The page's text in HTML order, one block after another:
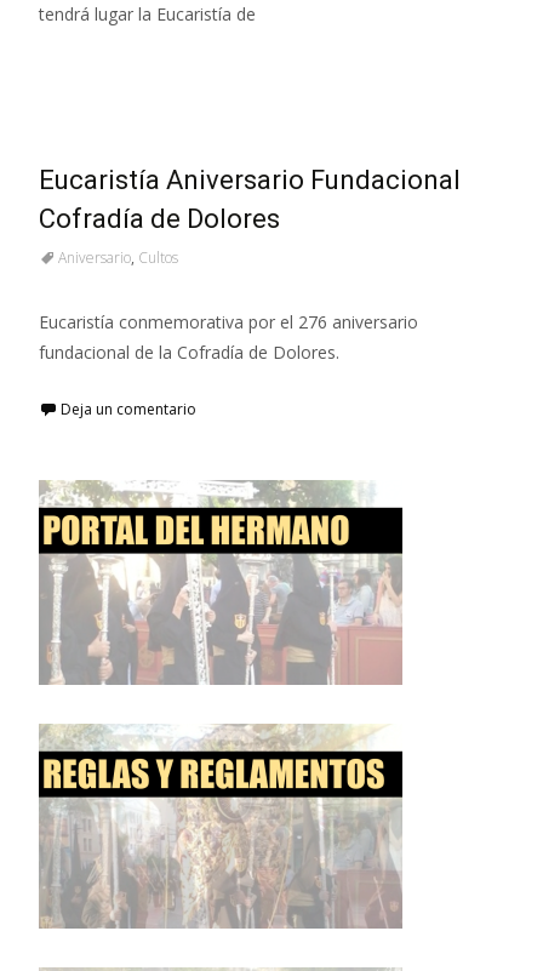
tendrá lugar la Eucaristía de
Eucaristía Aniversario Fundacional
Cofradía de Dolores
Aniversario, Cultos
Eucaristía conmemorativa por el 276 aniversario
fundacional de la Cofradía de Dolores.
Deja un comentario